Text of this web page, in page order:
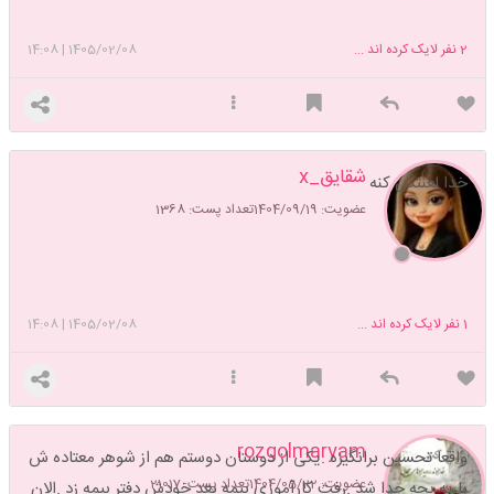
1405/02/08
|
14:08 2نفر لایک کرده اند ...
شقایق_x
عضویت: 1404/09/19 تعداد پست: 1368
خدا لعنتش کنه
1405/02/08
|
14:08 1نفر لایک کرده اند ...
rozgolmaryam
عضویت: 1404/05/22 تعداد پست: 21017
واقعا تحسین برانگیزه .یکی از دوستان دوستم هم از شوهر معتاده ش